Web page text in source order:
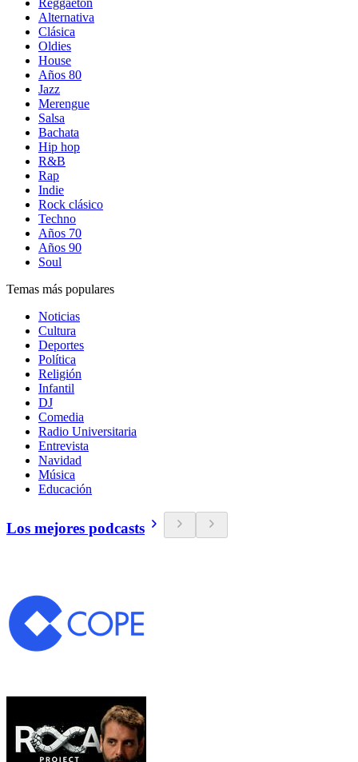
Reggaetón
Alternativa
Clásica
Oldies
House
Años 80
Jazz
Merengue
Salsa
Bachata
Hip hop
R&B
Rap
Indie
Rock clásico
Techno
Años 70
Años 90
Soul
Temas más populares
Noticias
Cultura
Deportes
Política
Religión
Infantil
DJ
Comedia
Radio Universitaria
Entrevista
Navidad
Música
Educación
Los mejores podcasts